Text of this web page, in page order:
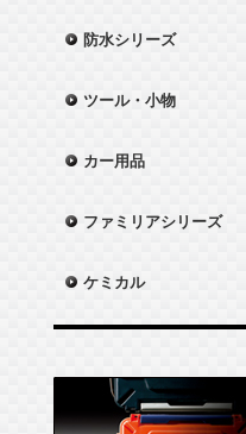
防水シリーズ
ツール・小物
カー用品
ファミリアシリーズ
ケミカル